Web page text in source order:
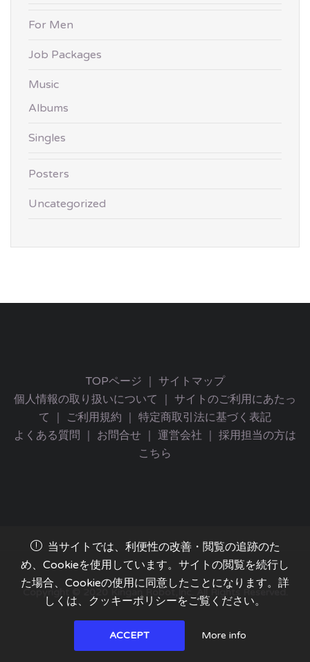
For Men
Job Packages
Music
Albums
Singles
Posters
Uncategorized
TOPページ
サイトマップ
個人情報の取り扱いについて
サイトのご利用にあたっ
て
ご利用規約
特定商取引法に基づく表記
よくある質問
お問合せ 運営会社
採用担当の方は
こちら
Copyright © 2020 Kingan Robot,Inc. All Rights Reserved.
当サイトでは、利便性の改善・閲覧の追跡のた
め、Cookieを使用しています。サイトの閲覧を続行し
た場合、Cookieの使用に同意したことになります。詳
しくは、クッキーポリシーをご覧ください。
ACCEPT More info